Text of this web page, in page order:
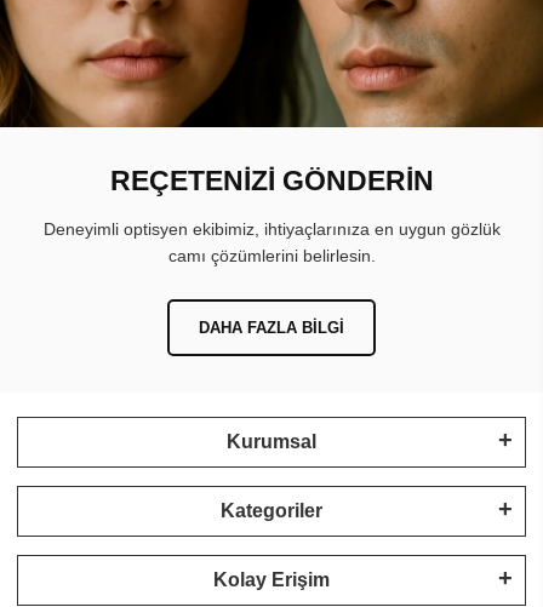
REÇETENİZİ GÖNDERİN
Deneyimli optisyen ekibimiz, ihtiyaçlarınıza en uygun gözlük
camı çözümlerini belirlesin.
DAHA FAZLA BILGI
Kurumsal
Kategoriler
Kolay Erişim